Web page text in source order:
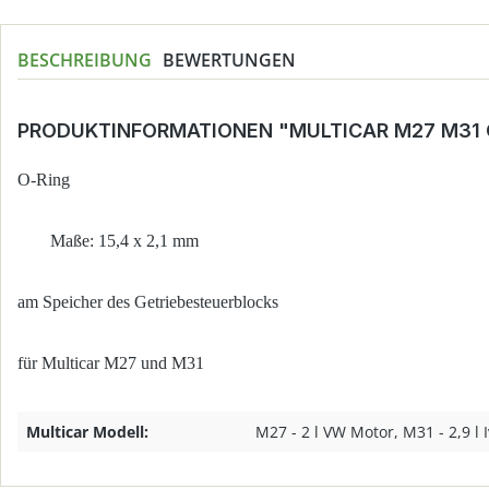
BESCHREIBUNG BEWERTUNGEN
PRODUKTINFORMATIONEN "MULTICAR M27 M31
O-Ring
Maße: 15,4 x 2,1 mm
am Speicher des Getriebesteuerblocks
für Multicar M27 und M31
Multicar Modell: M27 - 2 l VW Motor, M31 - 2,9 l